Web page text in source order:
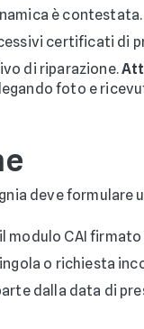
è contestata.
certificati di
di riparazione.
foto e
deve
modulo CAI
o richiesta
dalla data di